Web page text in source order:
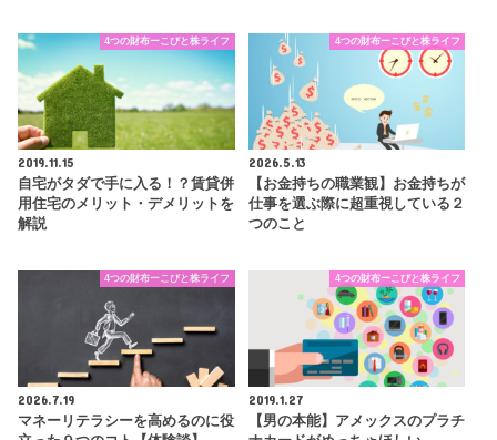
4つの財布ーこびと株ライフ
2019.11.15
自宅がタダで手に入る！？賃貸併
用住宅のメリット・デメリットを
解説
4つの財布ーこびと株ライフ
2026.5.13
【お金持ちの職業観】お金持ちが
仕事を選ぶ際に超重視している２
つのこと
4つの財布ーこびと株ライフ
2026.7.19
マネーリテラシーを高めるのに役
4つの財布ーこびと株ライフ
2019.1.27
【男の本能】アメックスのプラチ